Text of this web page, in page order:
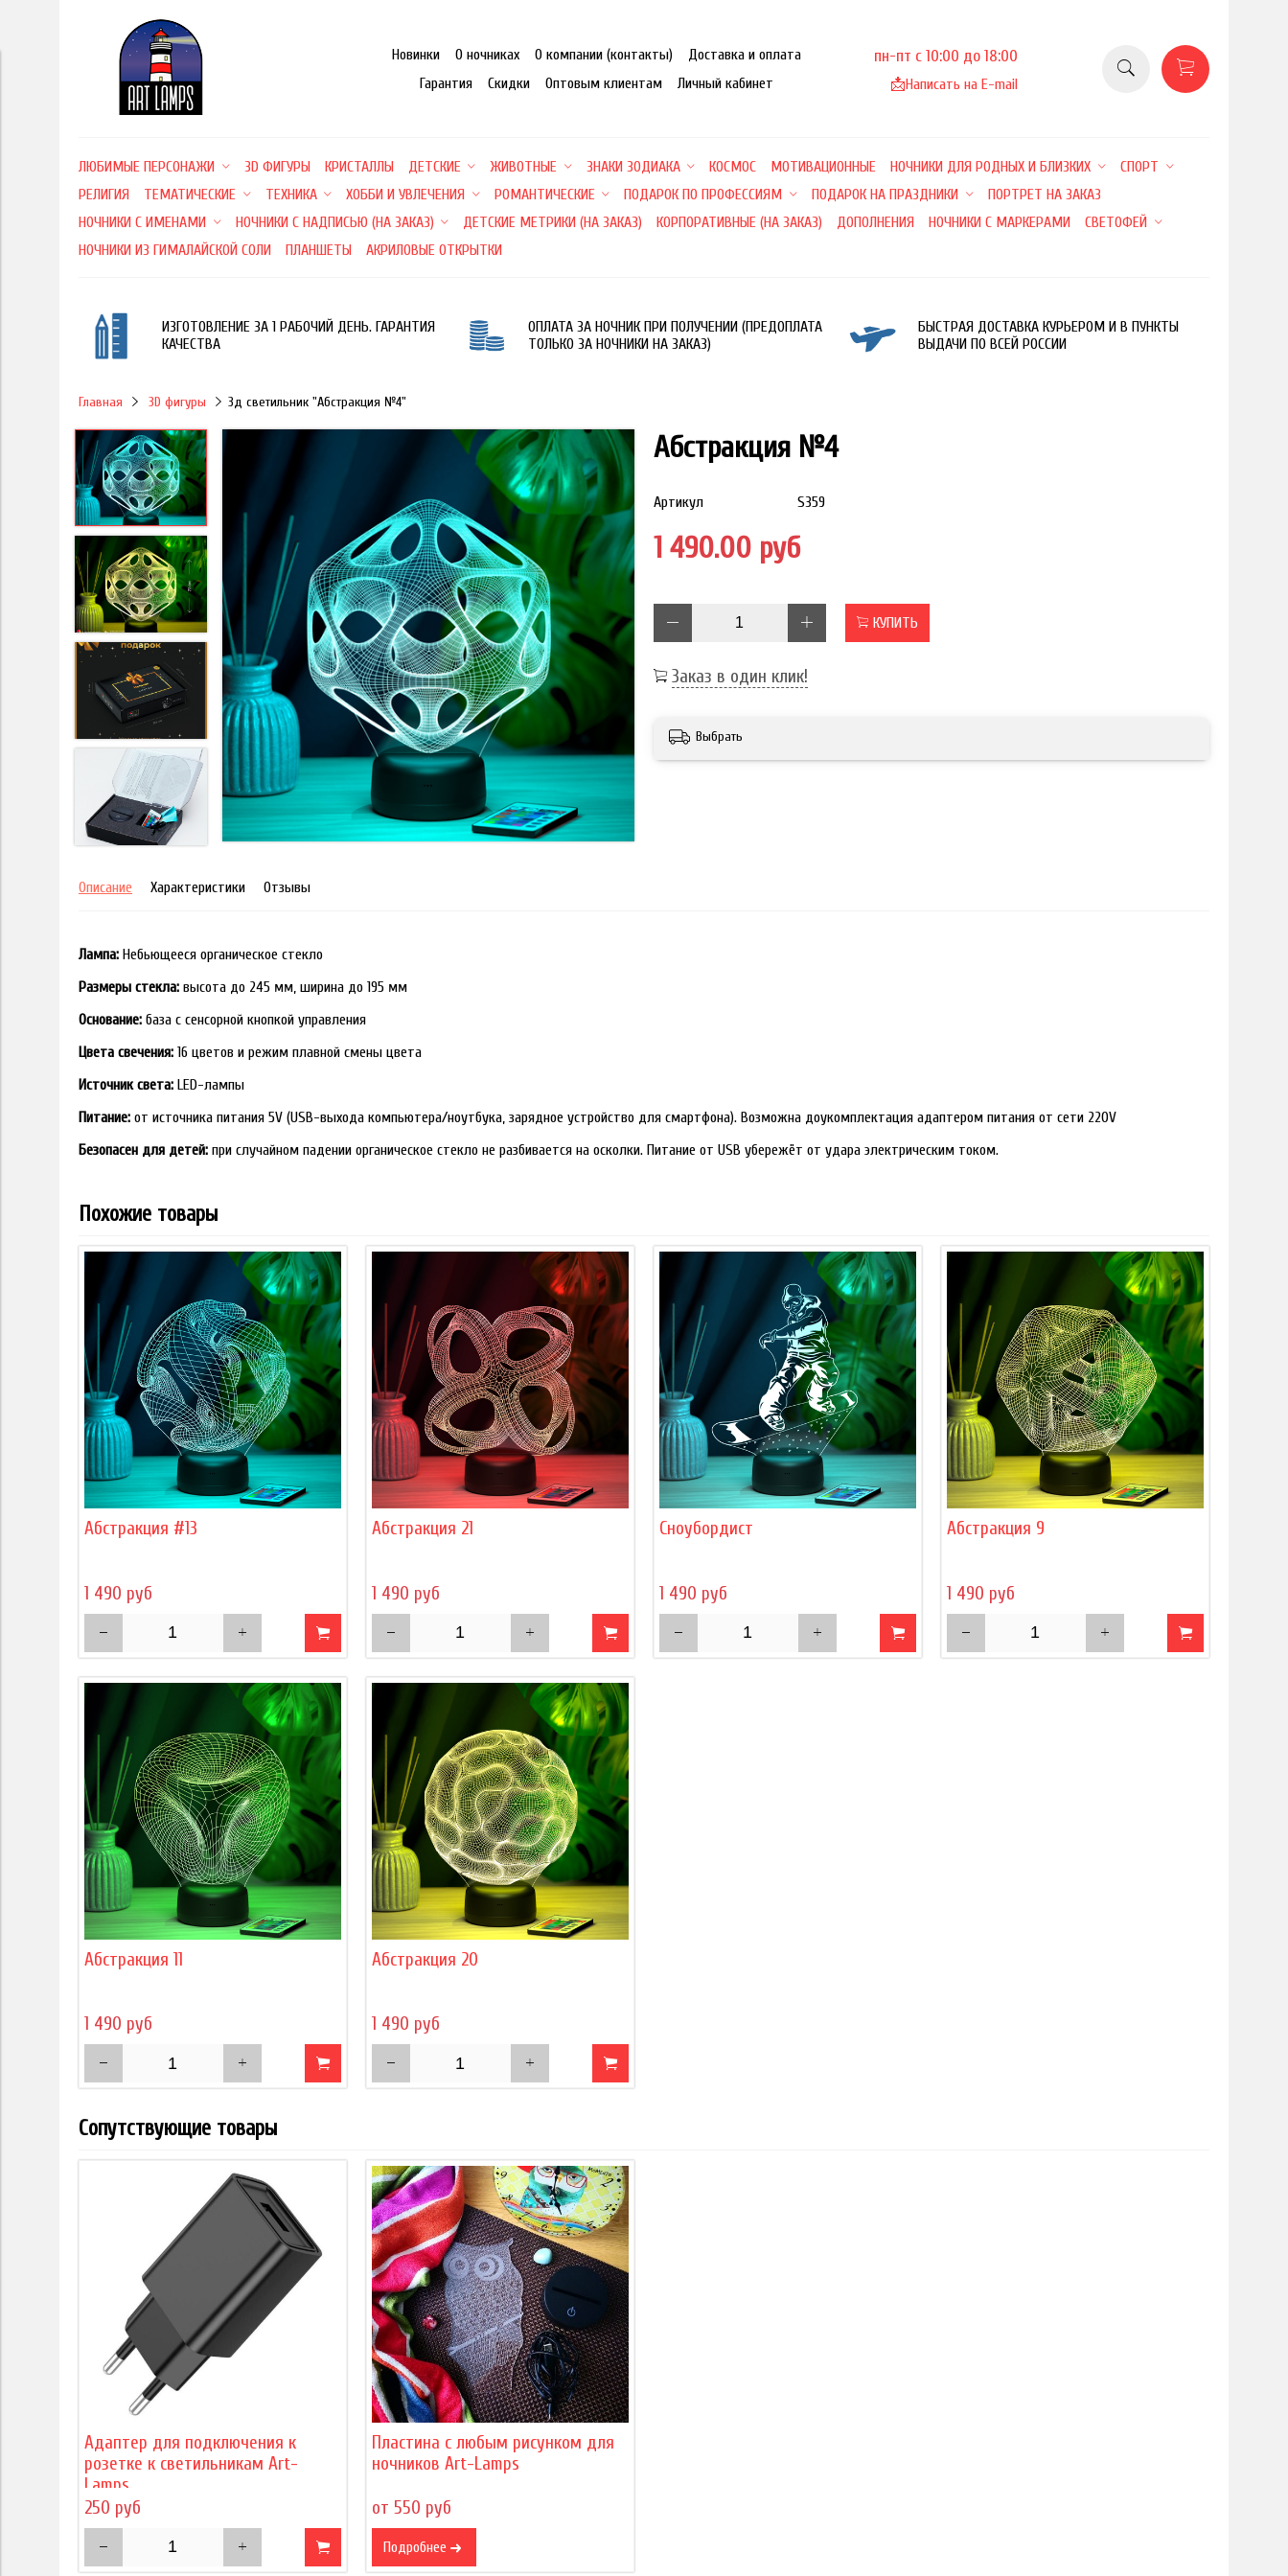
Новинки О ночниках О компании (контакты)
Доставка и оплата
Гарантия
Скидки Оптовым клиентам Личный кабинет
пн-пт с 10:00 до 18:00
📩Написать на E-mail
ЛЮБИМЫЕ ПЕРСОНАЖИ 3D ФИГУРЫ КРИСТАЛЛЫ ДЕТСКИЕ ЖИВОТНЫЕ ЗНАКИ ЗОДИАКА КОСМОС МОТИВАЦИОННЫЕ НОЧНИКИ ДЛЯ РОДНЫХ И БЛИЗКИХ
СПОРТ
РЕЛИГИЯ
ТЕМАТИЧЕСКИЕ ТЕХНИКА ХОББИ И УВЛЕЧЕНИЯ РОМАНТИЧЕСКИЕ ПОДАРОК ПО ПРОФЕССИЯМ ПОДАРОК НА ПРАЗДНИКИ
ПОРТРЕТ НА ЗАКАЗ
НОЧНИКИ С ИМЕНАМИ
НОЧНИКИ С НАДПИСЬЮ (НА ЗАКАЗ) ДЕТСКИЕ МЕТРИКИ (НА ЗАКАЗ) КОРПОРАТИВНЫЕ (НА ЗАКАЗ) ДОПОЛНЕНИЯ НОЧНИКИ С МАРКЕРАМИ
СВЕТОФЕЙ
НОЧНИКИ ИЗ ГИМАЛАЙСКОЙ СОЛИ
ПЛАНШЕТЫ АКРИЛОВЫЕ ОТКРЫТКИ
ИЗГОТОВЛЕНИЕ ЗА 1 РАБОЧИЙ ДЕНЬ. ГАРАНТИЯ
КАЧЕСТВА
ОПЛАТА ЗА НОЧНИК ПРИ ПОЛУЧЕНИИ (ПРЕДОПЛАТА
ТОЛЬКО ЗА НОЧНИКИ НА ЗАКАЗ)
БЫСТРАЯ ДОСТАВКА КУРЬЕРОМ И В ПУНКТЫ
ВЫДАЧИ ПО ВСЕЙ РОССИИ
Главная 3D фигуры 3д светильник "Абстракция №4"
Абстракция №4
Артикул S359
1 490.00 руб
КУПИТЬ
Заказ в один клик!
Выбрать
Описание Характеристики Отзывы
Лампа: Небьющееся органическое стекло
Размеры стекла: высота до 245 мм, ширина до 195 мм
Основание: база с сенсорной кнопкой управления
Цвета свечения: 16 цветов и режим плавной смены цвета
Источник света: LED-лампы
Питание: от источника питания 5V (USB-выхода компьютера/ноутбука, зарядное устройство для смартфона). Возможна доукомплектация адаптером питания от сети 220V
Безопасен для детей: при случайном падении органическое стекло не разбивается на осколки. Питание от USB убережёт от удара электрическим током.
Похожие товары
Абстракция #13
1 490 руб
Абстракция 21
1 490 руб
Сноубордист
1 490 руб
Абстракция 9
1 490 руб
Абстракция 11
1 490 руб
Абстракция 20
1 490 руб
Сопутствующие товары
Адаптер для подключения к
розетке к светильникам Art-
Lamps
250 руб
Пластина с любым рисунком для
ночников Art-Lamps
от 550 руб
Подробнее